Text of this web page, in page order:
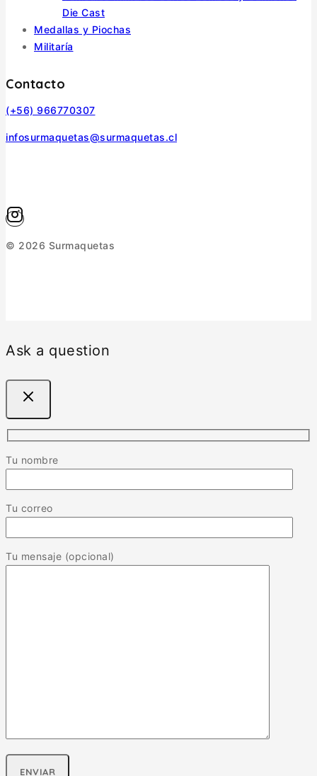
Die Cast
Medallas y Piochas
Militaría
Contacto
(+56) 966770307
infosurmaquetas@surmaquetas.cl
© 2026 Surmaquetas
Ask a question
Tu nombre
Tu correo
Tu mensaje (opcional)